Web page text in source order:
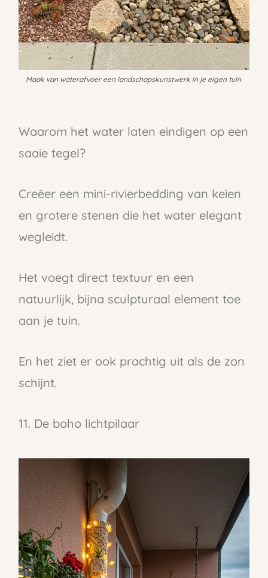
Maak van waterafvoer een landschapskunstwerk in je eigen tuin.
Waarom het water laten eindigen op een
saaie tegel?
Creëer een mini-rivierbedding van keien
en grotere stenen die het water elegant
wegleidt.
Het voegt direct textuur en een
natuurlijk, bijna sculpturaal element toe
aan je tuin.
En het ziet er ook prachtig uit als de zon
schijnt.
11. De boho lichtpilaar